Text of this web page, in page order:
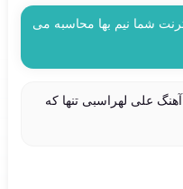
شما نیم بها محاسبه می
آهنگ علی لهراسبی تنها که